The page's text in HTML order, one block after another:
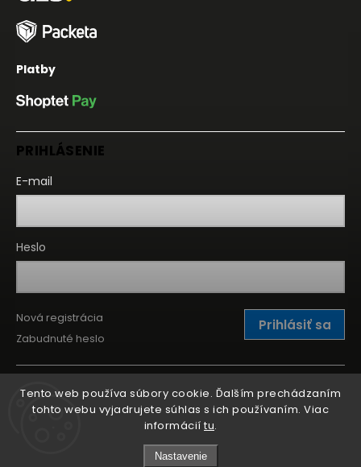
Tento web používa súbory cookie. Ďalším prechádzaním
tohto webu vyjadrujete súhlas s ich používaním. Viac
informácií tu.
Nastavenie
Platby
PRIHLÁSENIE
E-mail
Heslo
Prihlásiť sa
Nová registrácia
Zabudnuté heslo